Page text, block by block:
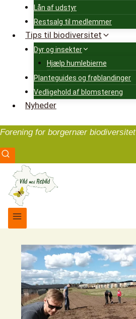
Lån af udstyr
Restsalg til medlemmer
Tips til biodiversitet
Dyr og insekter
Hjælp humlebierne
Planteguides og frøblandinger
Vedligehold af blomstereng
Nyheder
Forening for borgernær biodiversitet